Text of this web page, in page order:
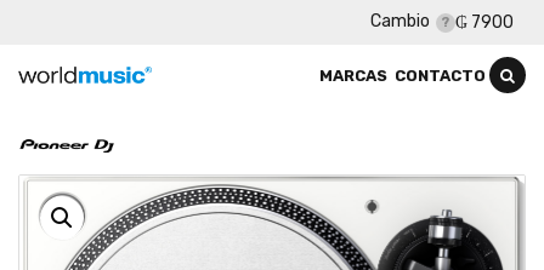
Cambio ₲ 7900
MARCAS CONTACTO